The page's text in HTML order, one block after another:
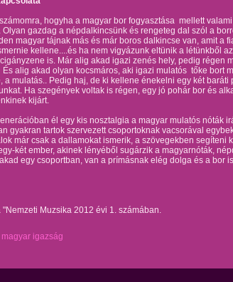
hogyha a magyar bor fogyasztása mellett
Olyan gazdag a népdalkincsünk és rengeteg dal szól a
magyar tájnak más és már boros dalkincse van, amit a
kellene....és ha nem vigyázunk eltünik a létünkből
is. Már alig akad igazi zenés hely, pedig régen
alig akad olyan kocsmáros, aki igazi mulatós tőke bort
a mulatás.. Pedig haj, de ki kellene énekelni egy két baráti
Ha szegények voltak is régen, egy jó pohár bor és
kijárt.
él egy kis nosztalgia a magyar mulatós nóták
gyakran tartok szervezett csoportoknak vacsorával
már csak a dallamokat ismerik, a szövegekben segíteni
két ember, akinek lényéből sugárzik a magyarnóták,
egy csoportban, van a prímásnak elég dolga és a bor
"Nemzeti Muzsika 2012 évi 1. számában.
igazság